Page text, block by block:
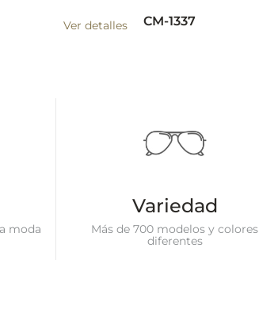
Ver detalles CM-1337
moda
Variedad
Más de 700 modelos y colores
diferentes